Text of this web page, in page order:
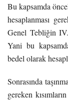
Bu kapsamda
hesaplanması
Genel Tebliğin
Yani bu
bedel olarak
Sonrasında
gereken